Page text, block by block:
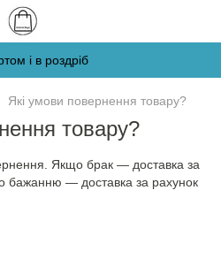
і в роздріб
Які умови повернення товару?
товару?
Якщо брак — доставка за
бажанню — доставка за рахунок